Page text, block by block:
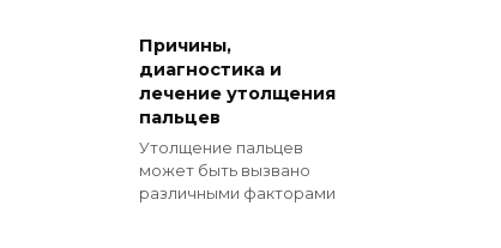
Причины,
диагностика и
лечение утолщения
пальцев
Утолщение пальцев
может быть вызвано
различными факторами